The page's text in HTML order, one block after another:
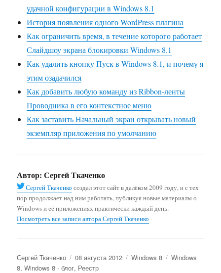
удачной конфигурации в Windows 8.1
История появления одного WordPress плагина
Как ограничить время, в течение которого работает
Слайдшоу экрана блокировки Windows 8.1
Как удалить кнопку Пуск в Windows 8.1, и почему я
этим озадачился
Как добавить любую команду из Ribbon-ленты
Проводника в его контекстное меню
Как заставить Начальный экран открывать новый
экземпляр приложения по умолчанию
Автор: Сергей Ткаченко
Сергей Ткаченко создал этот сайт в далёком 2009 году, и с тех
пор продолжает над ним работать, публикуя новые материалы о
Windows и её приложениях практически каждый день.
Посмотреть все записи автора Сергей Ткаченко
Автор
Сергей Ткаченко Опубликовано
08 августа 2012 Рубрики
Windows 8 Метки
Windows
8,Windows 8 - блог, Реестр